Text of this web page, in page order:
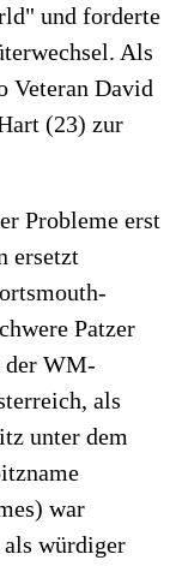
und forderte
Als
Veteran David
(23) zur
Probleme erst
ersetzt
Patzer
der WM-
als
unter dem
war
als würdiger